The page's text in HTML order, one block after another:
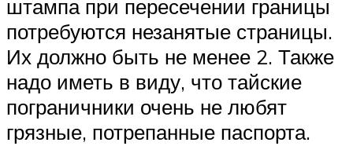
штампа при пересечении границы
потребуются незанятые страницы.
Их должно быть не менее 2. Также
надо иметь в виду, что тайские
пограничники очень не любят
грязные, потрепанные паспорта.